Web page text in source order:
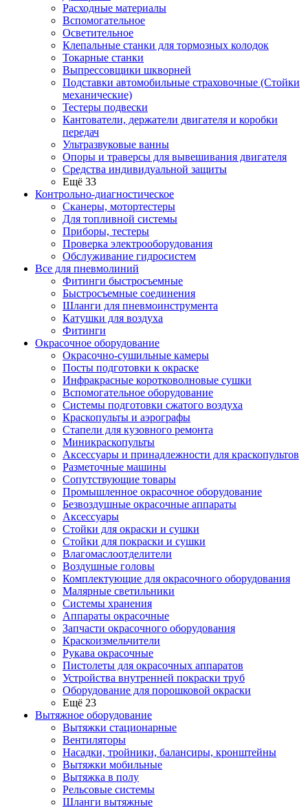
Расходные материалы
Вспомогательное
Осветительное
Клепальные станки для тормозных колодок
Токарные станки
Выпрессовщики шкворней
Подставки автомобильные страховочные (Стойки
механические)
Тестеры подвески
Кантователи, держатели двигателя и коробки
передач
Ультразвуковые ванны
Опоры и траверсы для вывешивания двигателя
Средства индивидуальной защиты
Ещё 33
Контрольно-диагностическое
Сканеры, мотортестеры
Для топливной системы
Приборы, тестеры
Проверка электрооборудования
Обслуживание гидросистем
Все для пневмолиний
Фитинги быстросъемные
Быстросъемные соединения
Шланги для пневмоинструмента
Катушки для воздуха
Фитинги
Окрасочное оборудование
Окрасочно-сушильные камеры
Посты подготовки к окраске
Инфракрасные коротковолновые сушки
Вспомогательное оборудование
Системы подготовки сжатого воздуха
Краскопульты и аэрографы
Стапели для кузовного ремонта
Миникраскопульты
Аксессуары и принадлежности для краскопультов
Разметочные машины
Сопутствующие товары
Промышленное окрасочное оборудование
Безвоздушные окрасочные аппараты
Аксессуары
Стойки для окраски и сушки
Стойки для покраски и сушки
Влагомаслоотделители
Воздушные головы
Комплектующие для окрасочного оборудования
Малярные светильники
Системы хранения
Аппараты окрасочные
Запчасти окрасочного оборудования
Краскоизмельчители
Рукава окрасочные
Пистолеты для окрасочных аппаратов
Устройства внутренней покраски труб
Оборудование для порошковой окраски
Ещё 23
Вытяжное оборудование
Вытяжки стационарные
Вентиляторы
Насадки, тройники, балансиры, кронштейны
Вытяжки мобильные
Вытяжка в полу
Рельсовые системы
Шланги вытяжные